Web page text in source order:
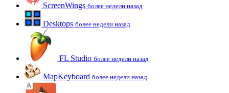
ScreenWings более недели назад
Desktops более недели назад
FL Studio более недели назад
MapKeyboard более недели назад